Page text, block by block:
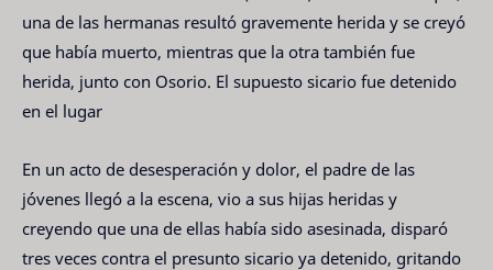
una de las hermanas resultó gravemente herida y se creyó
que había muerto, mientras que la otra también fue
herida, junto con Osorio. El supuesto sicario fue detenido
en el lugar
En un acto de desesperación y dolor, el padre de las
jóvenes llegó a la escena, vio a sus hijas heridas y
creyendo que una de ellas había sido asesinada, disparó
tres veces contra el presunto sicario ya detenido, gritando